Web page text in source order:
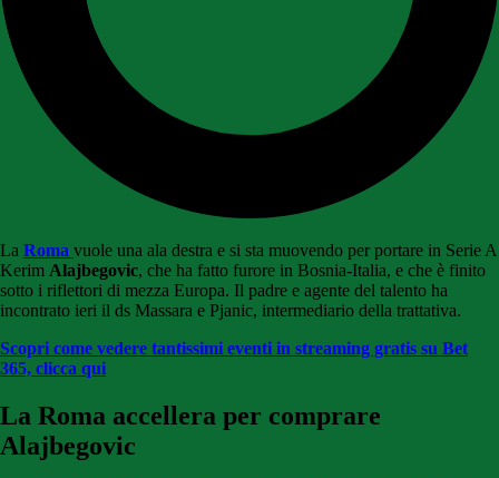
La Roma vuole una ala destra e si sta muovendo per portare in Serie A
Kerim Alajbegovic, che ha fatto furore in Bosnia-Italia, e che è finito
sotto i riflettori di mezza Europa. Il padre e agente del talento ha
incontrato ieri il ds Massara e Pjanic, intermediario della trattativa.
Scopri come vedere tantissimi eventi in streaming gratis su Bet
365, clicca qui
La Roma accellera per comprare
Alajbegovic